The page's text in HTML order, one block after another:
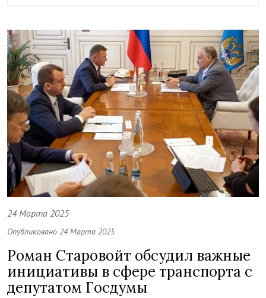
24 Марта 2025
Опубликовано 24 Марта 2025
Роман Старовойт обсудил важные
инициативы в сфере транспорта с
депутатом Госдумы